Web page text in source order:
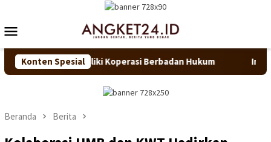
konten
Mobile
Konten Spesial
Miliki Koperasi Berbadan Hukum Implementasi
Beranda Berita